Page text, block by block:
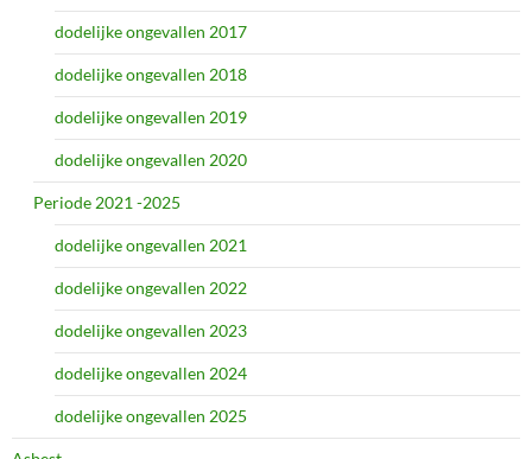
dodelijke ongevallen 2017
dodelijke ongevallen 2018
dodelijke ongevallen 2019
dodelijke ongevallen 2020
Periode 2021 -2025
dodelijke ongevallen 2021
dodelijke ongevallen 2022
dodelijke ongevallen 2023
dodelijke ongevallen 2024
dodelijke ongevallen 2025